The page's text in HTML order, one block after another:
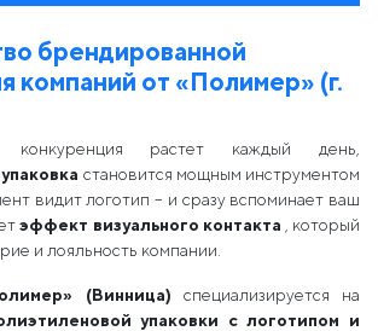
брендированной
компаний от «Полимер» (г.
растет каждый день,
становится мощным инструментом
видит логотип – и сразу вспоминает ваш
эффект визуального контакта
, который
и лояльность компании.
(Винница) специализируется на
упаковки с логотипом и